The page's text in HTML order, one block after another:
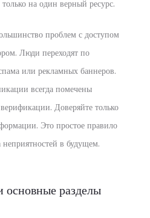
на один верный ресурс.
проблем с доступом
Люди переходят по
или рекламных баннеров.
всегда помечены
Доверяйте только
Это простое правило
в будущем.
основные разделы